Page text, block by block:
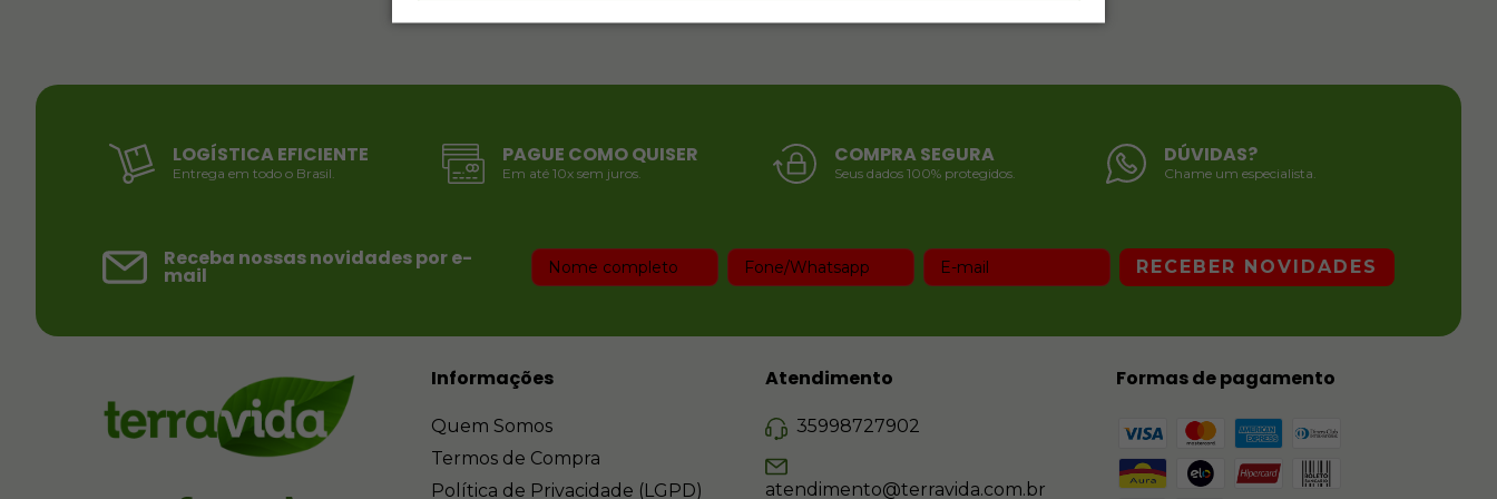
LOGÍSTICA EFICIENTE
Entrega em todo o Brasil.
PAGUE COMO QUISER
Em até 10x sem juros.
COMPRA SEGURA
Seus dados 100% protegidos.
DÚVIDAS?
Chame um especialista.
Receba nossas novidades por e-
mail
Informações
Quem Somos
Termos de Compra
Política de Privacidade (LGPD)
Atendimento
35998727902
atendimento@terravida.com.br
Formas de pagamento